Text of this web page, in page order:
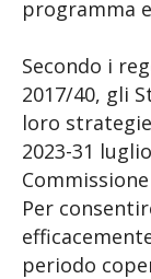
programma
Secondo i
2017/40, gli
loro
2023-31
Per
periodo